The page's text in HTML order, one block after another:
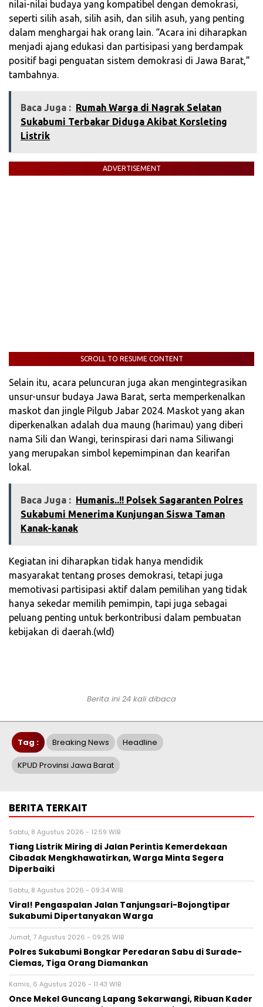
nilai-nilai budaya yang kompatibel dengan demokrasi,
seperti silih asah, silih asih, dan silih asuh, yang penting
dalam menghargai hak orang lain. “Acara ini diharapkan
menjadi ajang edukasi dan partisipasi yang berdampak
positif bagi penguatan sistem demokrasi di Jawa Barat,”
tambahnya.
Baca Juga : Rumah Warga di Nagrak Selatan
Sukabumi Terbakar Diduga Akibat Korsleting
Listrik
ADVERTISEMENT
SCROLL TO RESUME CONTENT
Selain itu, acara peluncuran juga akan mengintegrasikan
unsur-unsur budaya Jawa Barat, serta memperkenalkan
maskot dan jingle Pilgub Jabar 2024. Maskot yang akan
diperkenalkan adalah dua maung (harimau) yang diberi
nama Sili dan Wangi, terinspirasi dari nama Siliwangi
yang merupakan simbol kepemimpinan dan kearifan
lokal.
Baca Juga :
Humanis..!! Polsek Sagaranten Polres
Sukabumi Menerima Kunjungan Siswa Taman
Kanak-kanak
Kegiatan ini diharapkan tidak hanya mendidik
masyarakat tentang proses demokrasi, tetapi juga
memotivasi partisipasi aktif dalam pemilihan yang tidak
hanya sekedar memilih pemimpin, tapi juga sebagai
peluang penting untuk berkontribusi dalam pembuatan
kebijakan di daerah.(wld)
Berita ini 24 kali dibaca
Tag : Breaking News Headline
KPUD Provinsi Jawa Barat
BERITA TERKAIT
Sabtu, 8 Agustus 2026 - 12:59 WIB
Tiang Listrik Miring di Jalan Perintis Kemerdekaan
Cibadak Mengkhawatirkan, Warga Minta Segera
Diperbaiki
Sabtu, 8 Agustus 2026 - 09:34 WIB
Viral! Pengaspalan Jalan Tanjungsari-Bojongtipar
Sukabumi Dipertanyakan Warga
Jumat, 7 Agustus 2026 - 09:25 WIB
Polres Sukabumi Bongkar Peredaran Sabu di Surade-
Ciemas, Tiga Orang Diamankan
Kamis, 6 Agustus 2026 - 11:43 WIB
Once Mekel Guncang Lapang Sekarwangi, Ribuan Kader